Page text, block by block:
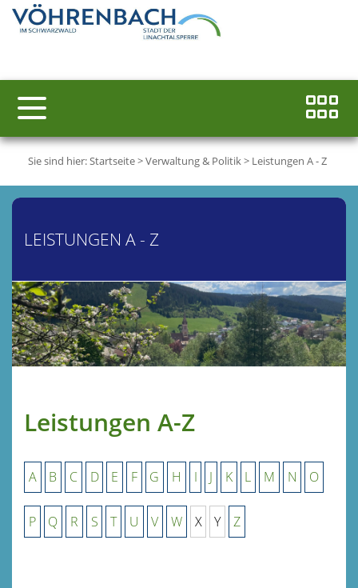
Sie sind hier:Startseite>Verwaltung & Politik> Leistungen A - Z
LEISTUNGEN A - Z
Leistungen A-Z
A B C D E F G H I J K L M N O
P Q R S T U V W X Y Z